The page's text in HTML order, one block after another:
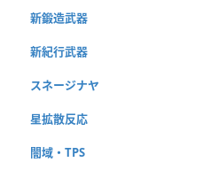
新鍛造武器
新紀行武器
スネージナヤ
星拡散反応
闇域・TPS